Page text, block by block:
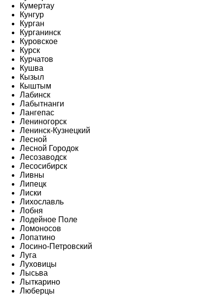
Кумертау
Кунгур
Курган
Курганинск
Куровское
Курск
Курчатов
Кушва
Кызыл
Кыштым
Лабинск
Лабытнанги
Лангепас
Лениногорск
Ленинск-Кузнецкий
Лесной
Лесной Городок
Лесозаводск
Лесосибирск
Ливны
Липецк
Лиски
Лихославль
Лобня
Лодейное Поле
Ломоносов
Лопатино
Лосино-Петровский
Луга
Луховицы
Лысьва
Лыткарино
Люберцы